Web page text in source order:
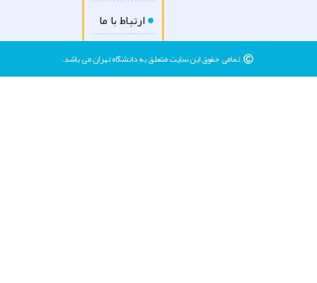
ارتباط با ما
تمامی حقوق این سایت متعلق به دانشگاه تهران می باشد.